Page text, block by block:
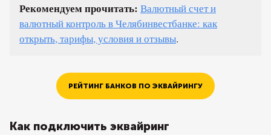
Рекомендуем прочитать: Валютный счет и
валютный контроль в Челябинвестбанке: как
открыть, тарифы, условия и отзывы.
РЕЙТИНГ БАНКОВ ПО ЭКВАЙРИНГУ
Как подключить эквайринг